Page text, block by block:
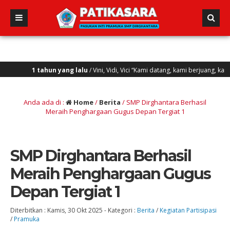
yang lalu/ Vini, Vidi, Vici “Kami datang, kami berjuang, kami menang”
Anda ada di : Home/ Berita / SMP Dirghantara Berhasil
Meraih Penghargaan Gugus Depan Tergiat 1
SMP Dirghantara Berhasil
Meraih Penghargaan Gugus
Depan Tergiat 1
Diterbitkan : Kamis, 30 Okt 2025 - Kategori : Berita / Kegiatan Partisipasi
/ Pramuka